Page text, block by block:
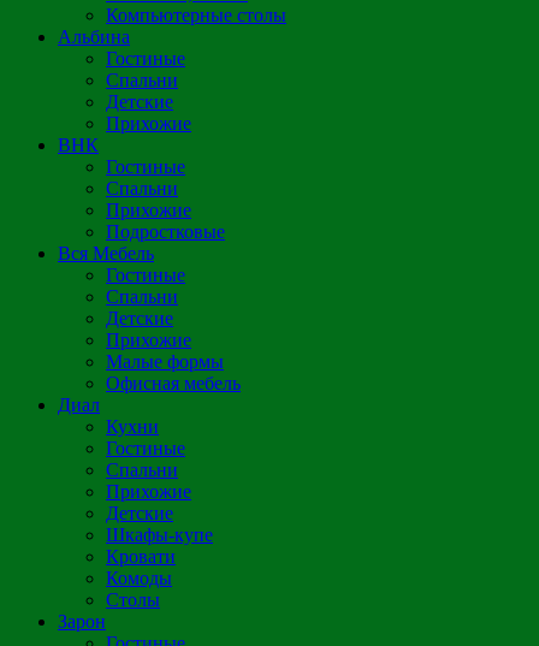
Компьютерные столы
Альбина
Гостиные
Спальни
Детские
Прихожие
ВНК
Гостиные
Спальни
Прихожие
Подростковые
Вся Мебель
Гостиные
Спальни
Детские
Прихожие
Малые формы
Офисная мебель
Диал
Кухни
Гостиные
Спальни
Прихожие
Детские
Шкафы-купе
Кровати
Комоды
Столы
Зарон